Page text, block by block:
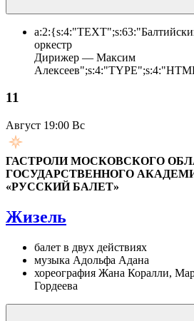
оркестр
Дирижер — Максим
11
Август 19:00 Вс
ГАСТРОЛИ МОСКОВСКОГО
ГОСУДАРСТВЕННОГО
«РУССКИЙ БАЛЕТ»
Жизель
балет в двух действиях
музыка Адольфа Адана
хореография Жана Коралли,
Гордеева